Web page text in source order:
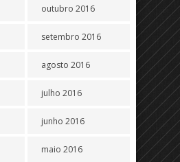
outubro 2016
setembro 2016
agosto 2016
julho 2016
junho 2016
maio 2016